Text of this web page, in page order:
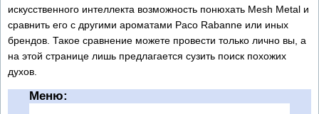
искусственного интеллекта возможность понюхать Mesh Metal и
сравнить его с другими ароматами Paco Rabanne или иных
брендов. Такое сравнение можете провести только лично вы, а
на этой странице лишь предлагается сузить поиск похожих
духов.
Меню: